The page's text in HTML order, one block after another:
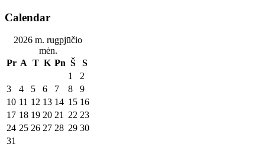
Calendar
2026 m. rugpjūčio
mėn.
Pr A T K Pn Š
S
1
2
3
4 5 6 7 8
9
10 11 12 13 14 15 16
17 18 19 20 21 22 23
24 25 26 27 28 29 30
31